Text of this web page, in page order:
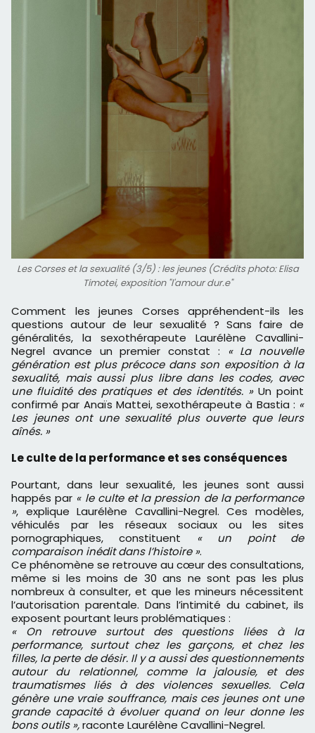
Les Corses et la sexualité (3/5) : les jeunes (Crédits photo: Elisa
Timotei, exposition "l'amour dur.e"
Comment les jeunes Corses appréhendent-ils les
questions autour de leur sexualité ? Sans faire de
généralités, la sexothérapeute Laurélène Cavallini-
Negrel avance un premier constat :
« La nouvelle
génération est plus précoce dans son exposition à la
sexualité, mais aussi plus libre dans les codes, avec
une fluidité des pratiques et des identités. »Un point
confirmé par Anaïs Mattei, sexothérapeute à Bastia : «
Les jeunes ont une sexualité plus ouverte que leurs
aînés. »
Le culte de la performance et ses conséquences
Pourtant, dans leur sexualité, les jeunes sont aussi
happés par « le culte et la pression de la performance
», explique Laurélène Cavallini-Negrel. Ces modèles,
véhiculés par les réseaux sociaux ou les sites
pornographiques, constituent
« un point de
comparaison inédit dans l’histoire ».
Ce phénomène se retrouve au cœur des consultations,
même si les moins de 30 ans ne sont pas les plus
nombreux à consulter, et que les mineurs nécessitent
l’autorisation parentale. Dans l’intimité du cabinet, ils
exposent pourtant leurs problématiques :
« On retrouve surtout des questions liées à la
performance, surtout chez les garçons, et chez les
filles, la perte de désir. Il y a aussi des questionnements
autour du relationnel, comme la jalousie, et des
traumatismes liés à des violences sexuelles. Cela
génère une vraie souffrance, mais ces jeunes ont une
grande capacité à évoluer quand on leur donne les
bons outils »,raconte Laurélène Cavallini-Negrel.